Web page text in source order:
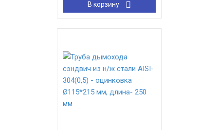
В корзину